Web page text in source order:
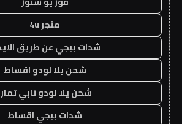
متجر 4u
شدات ببجي عن طريق
شحن يلا لودو اقساط
شحن يلا لودو تابي
شدات ببجي اقساط